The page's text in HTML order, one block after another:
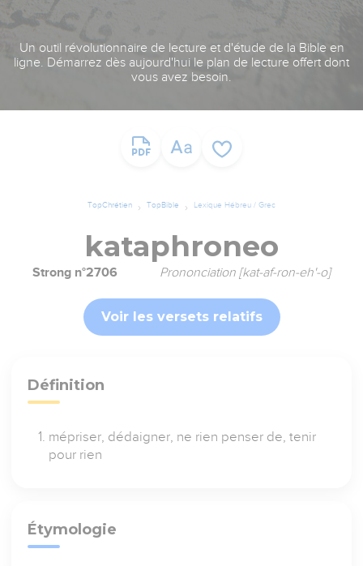
Un outil révolutionnaire de lecture et d'étude de la Bible en
ligne. Démarrez dès aujourd'hui le plan de lecture offert dont
vous avez besoin.
TopChrétien TopBible Lexique Hébreu / Grec
kataphroneo
Strong n°2706 Prononciation [kat-af-ron-eh'-o]
Voir les versets relatifs
Définition
mépriser, dédaigner, ne rien penser de, tenir
pour rien
Étymologie